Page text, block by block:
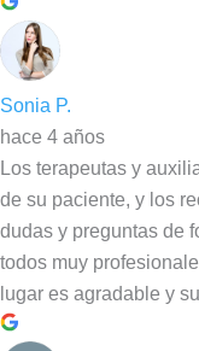
Sonia P.
hace 4 años
Los terapeutas y
de su paciente, y los
dudas y preguntas de
todos muy
lugar es agradable y